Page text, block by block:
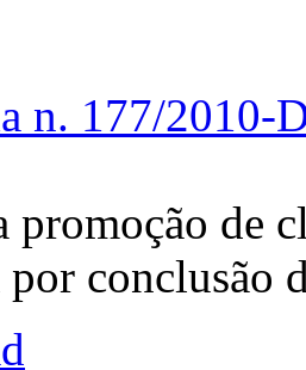
n. 177/2010-
promoção de
conclusão